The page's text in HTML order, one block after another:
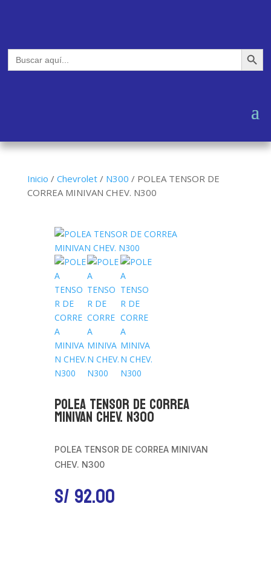
Buscar: Botón de
Inicio / Chevrolet/ N300 / POLEA TENSOR DE
CORREA MINIVAN CHEV. N300
POLEA TENSOR DE CORREA
MINIVAN CHEV. N300
POLEA TENSOR DE CORREA MINIVAN
CHEV. N300
S/92.00